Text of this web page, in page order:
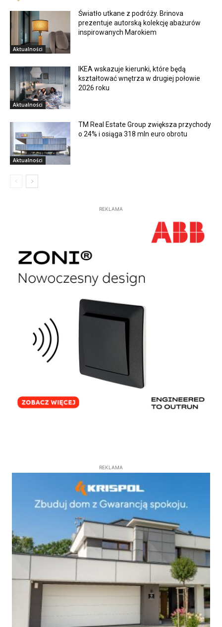
Aktualności
Światło utkane z podróży. Brinova
prezentuje autorską kolekcję abażurów
inspirowanych Marokiem
Aktualności
IKEA wskazuje kierunki, które będą
kształtować wnętrza w drugiej połowie
2026 roku
Aktualności
TM Real Estate Group zwiększa przychody
o 24% i osiąga 318 mln euro obrotu
REKLAMA
REKLAMA